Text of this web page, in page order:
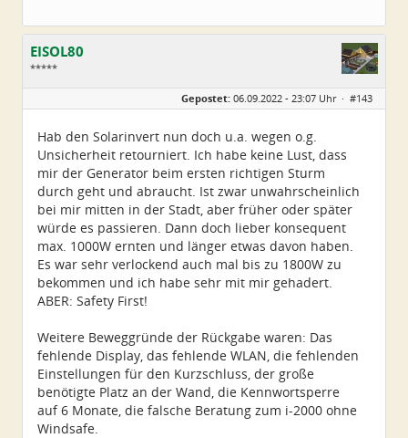
EISOL80
*****
Geschlecht:
Alter:
45
Dabei seit:
07 / 2022
Gepostet: 06.09.2022 - 23:07 Uhr · #143
Hab den Solarinvert nun doch u.a. wegen o.g.
Unsicherheit retourniert. Ich habe keine Lust, dass
mir der Generator beim ersten richtigen Sturm
durch geht und abraucht. Ist zwar unwahrscheinlich
bei mir mitten in der Stadt, aber früher oder später
würde es passieren. Dann doch lieber konsequent
max. 1000W ernten und länger etwas davon haben.
Es war sehr verlockend auch mal bis zu 1800W zu
bekommen und ich habe sehr mit mir gehadert.
ABER: Safety First!
Weitere Beweggründe der Rückgabe waren: Das
fehlende Display, das fehlende WLAN, die fehlenden
Einstellungen für den Kurzschluss, der große
benötigte Platz an der Wand, die Kennwortsperre
auf 6 Monate, die falsche Beratung zum i-2000 ohne
Windsafe.